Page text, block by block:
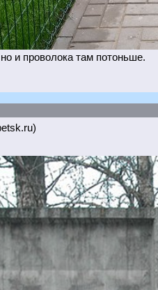
и проволока там потоньше.